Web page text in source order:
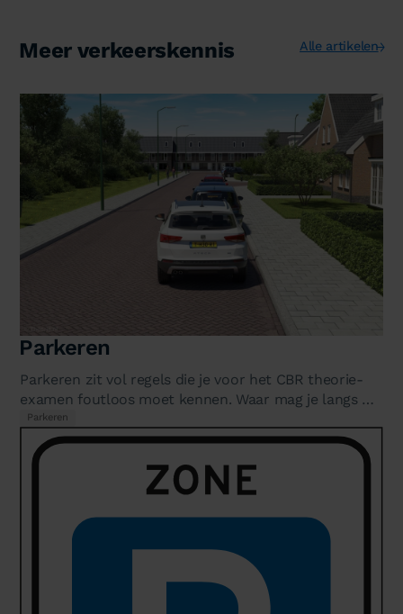
Meer verkeerskennis Alle artikelen
Parkeren
Parkeren zit vol regels die je voor het CBR theorie-
examen foutloos moet kennen. Waar mag je langs de
weg staan? Wat betekent een…
Parkeren